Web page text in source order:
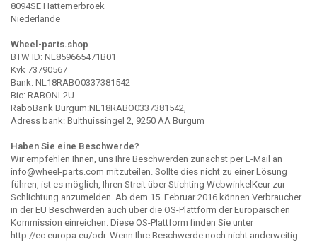
8094SE Hattemerbroek
Niederlande
Wheel-parts.shop
BTW ID: NL859665471B01
Kvk 73790567
Bank: NL18RABO0337381542
Bic: RABONL2U
RaboBank Burgum:NL18RABO0337381542,
Adress bank: Bulthuissingel 2, 9250 AA Burgum
Haben Sie eine Beschwerde?
Wir empfehlen Ihnen, uns Ihre Beschwerden zunächst per E-Mail an
info@wheel-parts.com mitzuteilen. Sollte dies nicht zu einer Lösung
führen, ist es möglich, Ihren Streit über Stichting WebwinkelKeur zur
Schlichtung anzumelden. Ab dem 15. Februar 2016 können Verbraucher
in der EU Beschwerden auch über die OS-Plattform der Europäischen
Kommission einreichen. Diese OS-Plattform finden Sie unter
http://ec.europa.eu/odr. Wenn Ihre Beschwerde noch nicht anderweitig